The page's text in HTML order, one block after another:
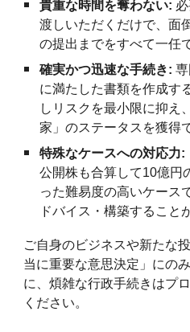
貴重な時間を奪わない:
渡しいただくだけで、面
の提出までをすべて一任
確実かつ迅速な手続き:
に満たした書類を作成す
しリスクを最小限に抑え
家」のステータスを獲得
特殊なケースへの対応力:
公開株も合算して10億円
った難易度の高いケース
ドバイス・構築すること
ご自身のビジネスや新たな
当に重要な意思決定」にの
に、煩雑な行政手続きはプ
ください。